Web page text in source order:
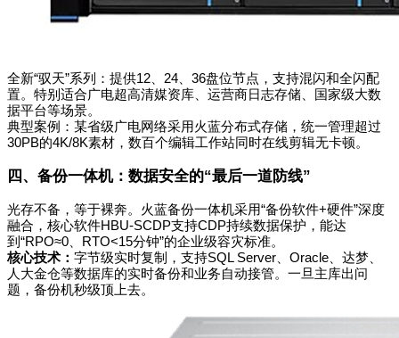
全新“驭天”系列：提供12、24、36盘位节点，支持混闪和全闪配
置。特别适合广电超高清媒资库、运营商日志存储、国家级大数
据平台等场景。
典型案例：某省级广电网络采用火蓝分布式存储，统一管理超过
30PB的4K/8K素材，数百个编辑工作站同时在线剪辑无卡顿。
四、备份一体机：数据安全的“最后一道防线”
光存不备，等于裸奔。火蓝备份一体机采用“备份软件+硬件”深度
融合，核心软件HBU-SCDP支持CDP持续数据保护，能达
到“RPO≈0、RTO<15分钟”的企业级容灾标准。
核心技术： 字节级实时复制，支持SQL Server、Oracle、达梦、
人大金仓等数据库的实时备份和业务自动接管。一旦主库出问
题，备份机秒级顶上去。